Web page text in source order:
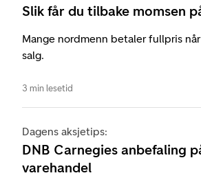
Slik får du tilbake momsen
Mange nordmenn betaler fullpris
salg.
3 min lesetid
Dagens aksjetips:
DNB Carnegies anbefaling
varehandel